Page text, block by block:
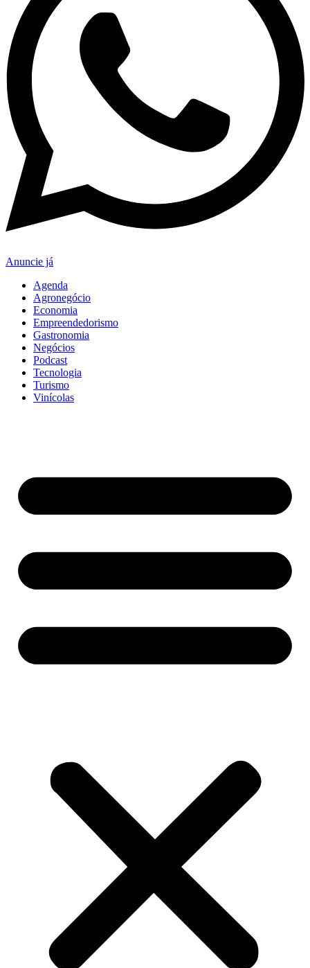
Anuncie já
Agenda
Agronegócio
Economia
Empreendedorismo
Gastronomia
Negócios
Podcast
Tecnologia
Turismo
Vinícolas